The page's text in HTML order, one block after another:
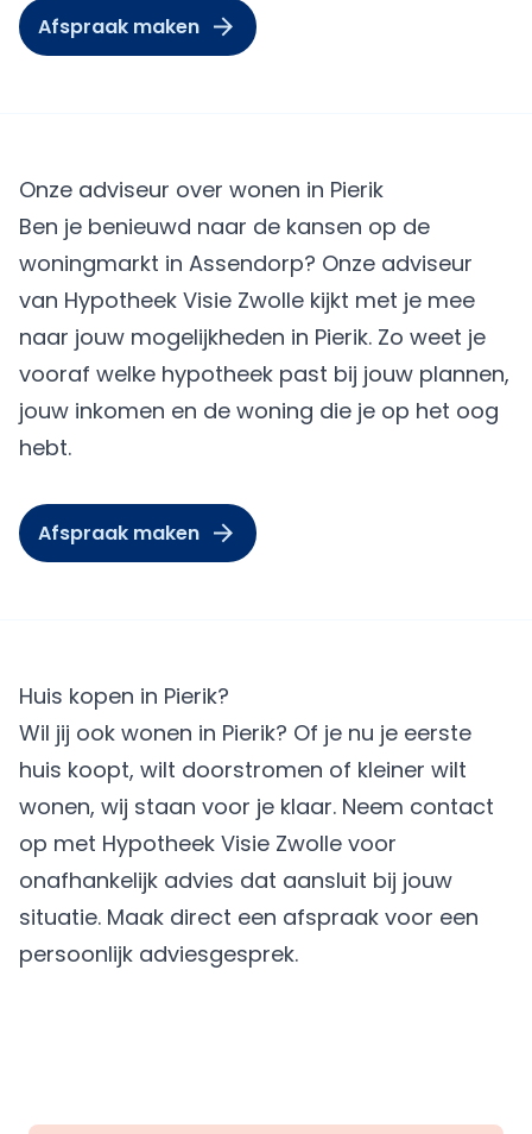
Afspraak maken
Onze adviseur over wonen in Pierik
Ben je benieuwd naar de kansen op de
woningmarkt in Assendorp? Onze adviseur
van Hypotheek Visie Zwolle kijkt met je mee
naar jouw mogelijkheden in Pierik. Zo weet je
vooraf welke hypotheek past bij jouw plannen,
jouw inkomen en de woning die je op het oog
hebt.
Afspraak maken
Huis kopen in Pierik?
Wil jij ook wonen in Pierik? Of je nu je eerste
huis koopt, wilt doorstromen of kleiner wilt
wonen, wij staan voor je klaar. Neem contact
op met Hypotheek Visie Zwolle voor
onafhankelijk advies dat aansluit bij jouw
situatie. Maak direct een afspraak voor een
persoonlijk adviesgesprek.